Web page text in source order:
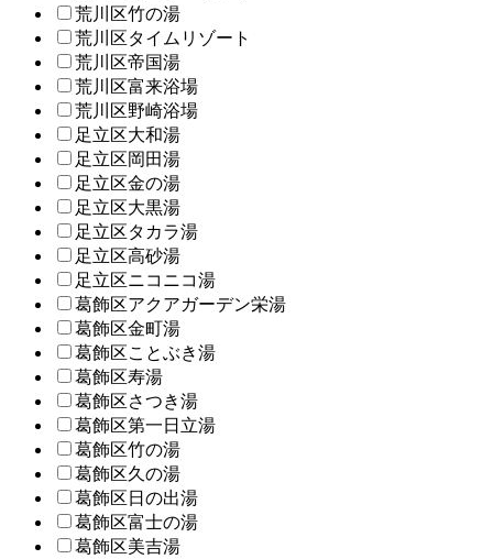
荒川区竹の湯
荒川区タイムリゾート
荒川区帝国湯
荒川区富来浴場
荒川区野崎浴場
足立区大和湯
足立区岡田湯
足立区金の湯
足立区大黒湯
足立区タカラ湯
足立区高砂湯
足立区ニコニコ湯
葛飾区アクアガーデン栄湯
葛飾区金町湯
葛飾区ことぶき湯
葛飾区寿湯
葛飾区さつき湯
葛飾区第一日立湯
葛飾区竹の湯
葛飾区久の湯
葛飾区日の出湯
葛飾区富士の湯
葛飾区美吉湯